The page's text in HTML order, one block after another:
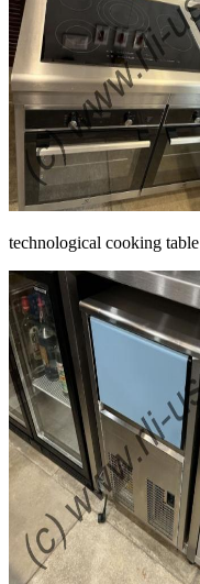
technological cooking table